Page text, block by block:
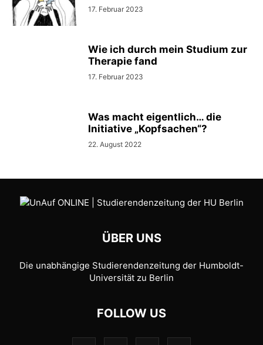
17. Februar 2023
Wie ich durch mein Studium zur
Therapie fand
17. Februar 2023
Was macht eigentlich… die
Initiative „Kopfsachen“?
22. August 2022
ÜBER UNS
Die unabhängige Studierendenzeitung der Humboldt-
Universität zu Berlin
FOLLOW US